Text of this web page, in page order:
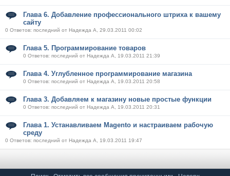
Глава 6. Добавление профессионального штриха к вашему
сайту
0 Ответов: последний от Надежда А, 29.03.2011 00:02
Глава 5. Программирование товаров
0 Ответов: последний от Надежда А, 19.03.2011 21:39
Глава 4. Углубленное программирование магазина
0 Ответов: последний от Надежда А, 19.03.2011 20:58
Глава 3. Добавляем к магазину новые простые функции
0 Ответов: последний от Надежда А, 19.03.2011 20:31
Глава 1. Устанавливаем Magento и настраиваем рабочую
среду
0 Ответов: последний от Надежда А, 19.03.2011 19:47